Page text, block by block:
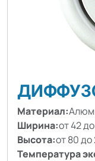
Материал:
Ширина:от 42
Высота:от 80
Температура